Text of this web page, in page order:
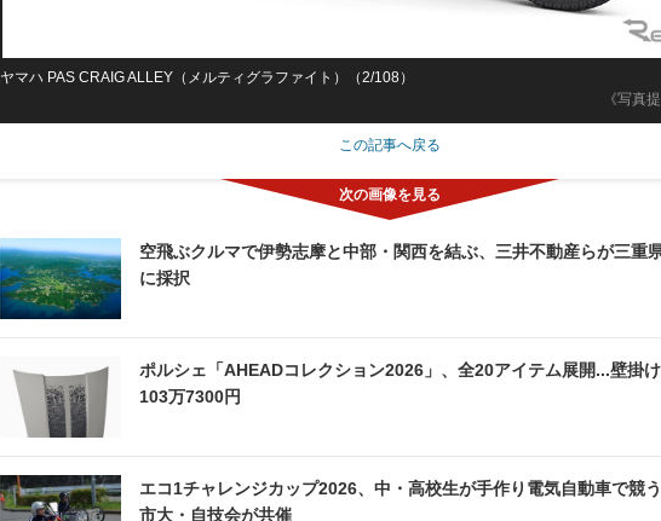
《写真
ヤマハ PAS CRAIG ALLEY（メルティグラファイト）（2/108）
この記事へ戻る
空飛ぶクルマで伊勢志摩と中部・関西を結ぶ、三井不動産らが三重
に採択
ポルシェ「AHEADコレクション2026」、全20アイテム展開...壁掛
103万7300円
エコ1チャレンジカップ2026、中・高校生が手作り電気自動車で競
市大・自技会が共催